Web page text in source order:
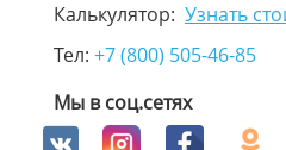
Калькулятор: Узнать
Тел: +7 (800) 505-46-85
Мы в соц.сетях